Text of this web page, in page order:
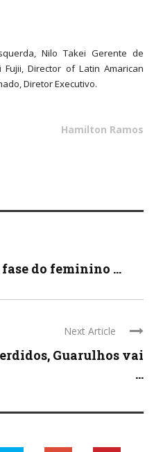
Nilo Takei Gerente de
Director of Latin Amarican
Diretor Executivo.
Hamilton Ramos
do feminino ...
Next Article
Guarulhos vai
...